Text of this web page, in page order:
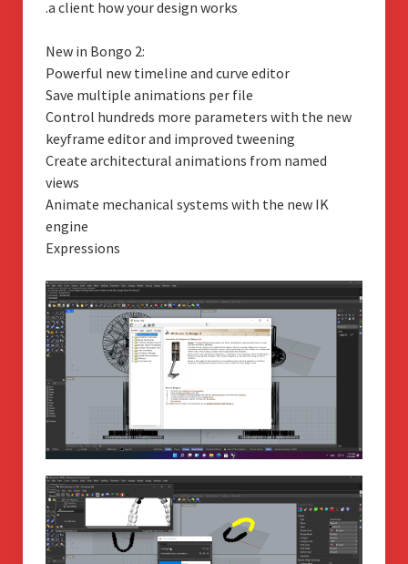
a client how your design works.
:New in Bongo 2
Powerful new timeline and curve editor
Save multiple animations per file
Control hundreds more parameters with the new
keyframe editor and improved tweening
Create architectural animations from named
views
Animate mechanical systems with the new IK
engine
Expressions